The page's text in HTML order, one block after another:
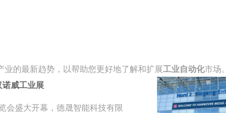
业的最新趋势，以帮助您更好地了解和扩展工业自动化市场。
诺威工业展
会盛大开幕，德晟智能科技有限